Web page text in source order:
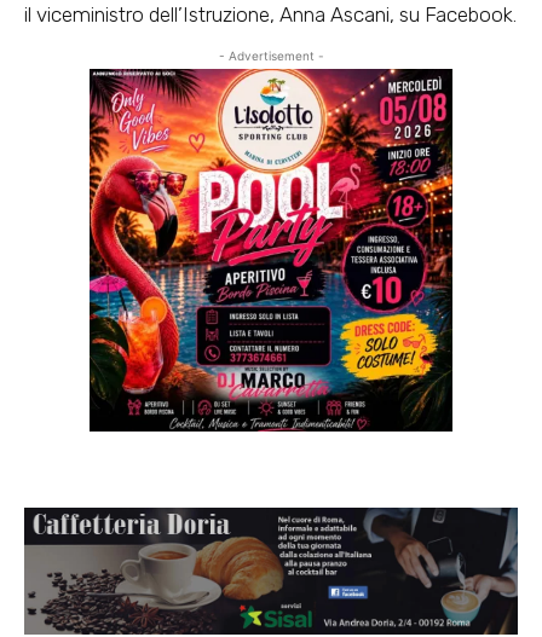
il viceministro dell’Istruzione, Anna Ascani, su Facebook.
- Advertisement -